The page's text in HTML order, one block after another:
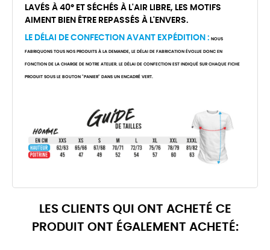
LAVÉS À 40° ET SÉCHÉS À L'AIR LIBRE, LES MOTIFS
AIMENT BIEN ÊTRE REPASSÉS À L'ENVERS.
LE DÉLAI DE CONFECTION AVANT EXPÉDITION : NOUS
FABRIQUONS TOUS NOS PRODUITS À LA DEMANDE, LE DÉLAI DE FABRICATION ÉVOLUE DONC EN
FONCTION DE LA CHARGE DE NOTRE ATELIER. LE DÉLAI DE CONFECTION EST INDIQUÉ SUR CHAQUE FICHE
PRODUIT SOUS LE BOUTON "PANIER" DANS UN ENCADRÉ VERT.
LES CLIENTS QUI ONT ACHETÉ CE
PRODUIT ONT ÉGALEMENT ACHETÉ: